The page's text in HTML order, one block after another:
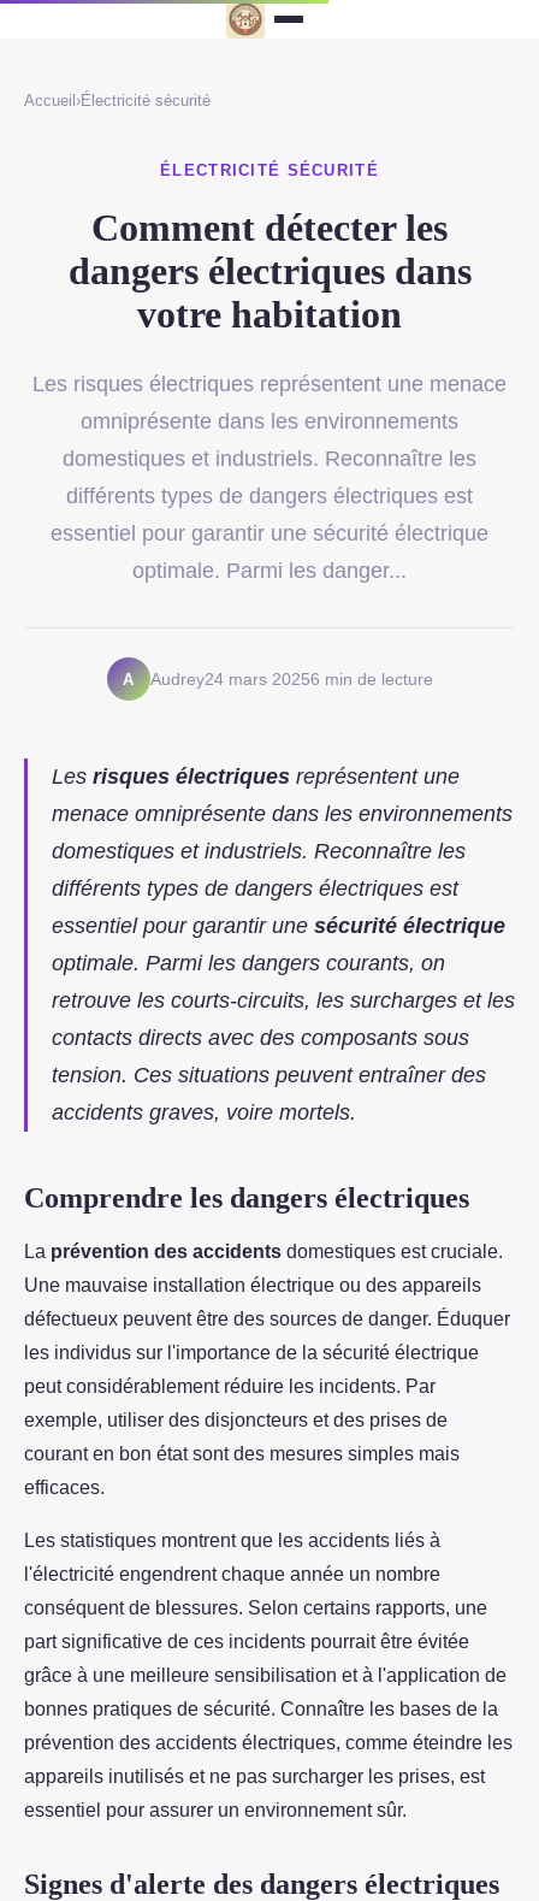
Accueil ›Électricité sécurité
ÉLECTRICITÉ SÉCURITÉ
Comment détecter les
dangers électriques dans
votre habitation
Les risques électriques représentent une menace
omniprésente dans les environnements
domestiques et industriels. Reconnaître les
différents types de dangers électriques est
essentiel pour garantir une sécurité électrique
optimale. Parmi les danger...
A Audrey24 mars 20256 min de lecture
Les risques électriques représentent une
menace omniprésente dans les environnements
domestiques et industriels. Reconnaître les
différents types de dangers électriques est
essentiel pour garantir une sécurité électrique
optimale. Parmi les dangers courants, on
retrouve les courts-circuits, les surcharges et les
contacts directs avec des composants sous
tension. Ces situations peuvent entraîner des
accidents graves, voire mortels.
Comprendre les dangers électriques
La prévention des accidents domestiques est cruciale.
Une mauvaise installation électrique ou des appareils
défectueux peuvent être des sources de danger. Éduquer
les individus sur l'importance de la sécurité électrique
peut considérablement réduire les incidents. Par
exemple, utiliser des disjoncteurs et des prises de
courant en bon état sont des mesures simples mais
efficaces.
Les statistiques montrent que les accidents liés à
l'électricité engendrent chaque année un nombre
conséquent de blessures. Selon certains rapports, une
part significative de ces incidents pourrait être évitée
grâce à une meilleure sensibilisation et à l'application de
bonnes pratiques de sécurité. Connaître les bases de la
prévention des accidents électriques, comme éteindre les
appareils inutilisés et ne pas surcharger les prises, est
essentiel pour assurer un environnement sûr.
Signes d'alerte des dangers électriques